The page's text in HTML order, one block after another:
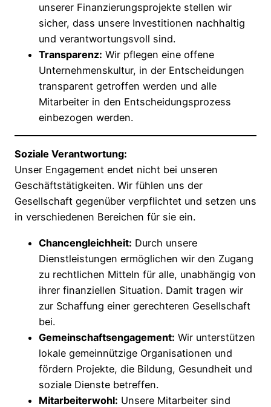
unserer Finanzierungsprojekte stellen wir
sicher, dass unsere Investitionen nachhaltig
und verantwortungsvoll sind.
Transparenz: Wir pflegen eine offene
Unternehmenskultur, in der Entscheidungen
transparent getroffen werden und alle
Mitarbeiter in den Entscheidungsprozess
einbezogen werden.
Soziale Verantwortung:
Unser Engagement endet nicht bei unseren
Geschäftstätigkeiten. Wir fühlen uns der
Gesellschaft gegenüber verpflichtet und setzen uns
in verschiedenen Bereichen für sie ein.
Chancengleichheit: Durch unsere
Dienstleistungen ermöglichen wir den Zugang
zu rechtlichen Mitteln für alle, unabhängig von
ihrer finanziellen Situation. Damit tragen wir
zur Schaffung einer gerechteren Gesellschaft
bei.
Gemeinschaftsengagement: Wir unterstützen
lokale gemeinnützige Organisationen und
fördern Projekte, die Bildung, Gesundheit und
soziale Dienste betreffen.
Mitarbeiterwohl: Unsere Mitarbeiter sind